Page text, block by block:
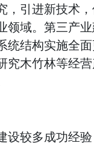
，引进新技术
域。第三产业
结构实施全面
究木竹林等经
设较多成功经